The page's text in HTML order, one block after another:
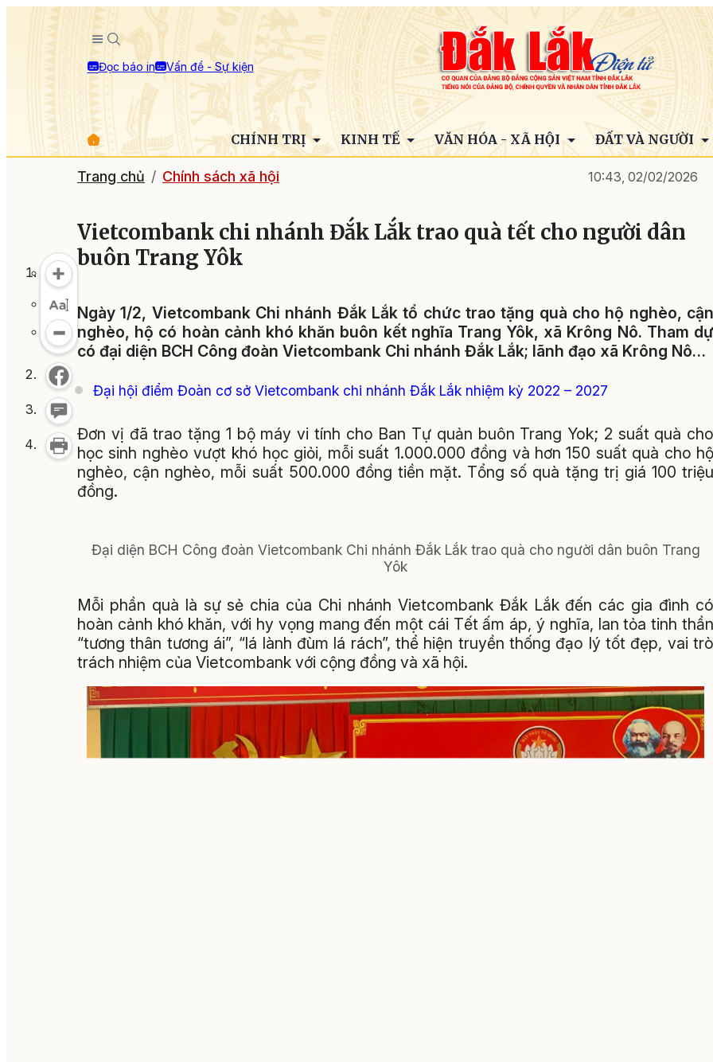
Đọc báo in Vấn đề - Sự kiện
CHÍNH TRỊ KINH TẾ VĂN HÓA - XÃ HỘI ĐẤT VÀ NGƯỜI
Trang chủ Chính sách xã hội 10:43, 02/02/2026
Vietcombank chi nhánh Đắk Lắk trao quà tết cho người dân
buôn Trang Yôk
Ngày 1/2, Vietcombank Chi nhánh Đắk Lắk tổ chức trao tặng quà cho hộ nghèo, cận
nghèo, hộ có hoàn cảnh khó khăn buôn kết nghĩa Trang Yôk, xã Krông Nô. Tham dự
có đại diện BCH Công đoàn Vietcombank Chi nhánh Đắk Lắk; lãnh đạo xã Krông Nô…
Đại hội điểm Đoàn cơ sở Vietcombank chi nhánh Đắk Lắk nhiệm kỳ 2022 – 2027
Đơn vị đã trao tặng 1 bộ máy vi tính cho Ban Tự quản buôn Trang Yok; 2 suất quà cho
học sinh nghèo vượt khó học giỏi, mỗi suất 1.000.000 đồng và hơn 150 suất quà cho hộ
nghèo, cận nghèo, mỗi suất 500.000 đồng tiền mặt. Tổng số quà tặng trị giá 100 triệu
đồng.
Đại diện BCH Công đoàn Vietcombank Chi nhánh Đắk Lắk trao quà cho người dân buôn Trang
Yôk
Mỗi phần quà là sự sẻ chia của Chi nhánh Vietcombank Đắk Lắk đến các gia đình có
hoàn cảnh khó khăn, với hy vọng mang đến một cái Tết ấm áp, ý nghĩa, lan tỏa tinh thần
“tương thân tương ái”, “lá lành đùm lá rách”, thể hiện truyền thống đạo lý tốt đẹp, vai trò
trách nhiệm của Vietcombank với cộng đồng và xã hội.